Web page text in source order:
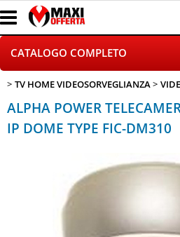
CATALOGO COMPLETO
GAMING
TELEFONIA
CANCELLERIA
HOME E VIDEOSORVEGLIANZA
TV HOME VIDEOSORVEGLIANZA
ALPHA POWER
IP DOME TYPE FIC-DM310